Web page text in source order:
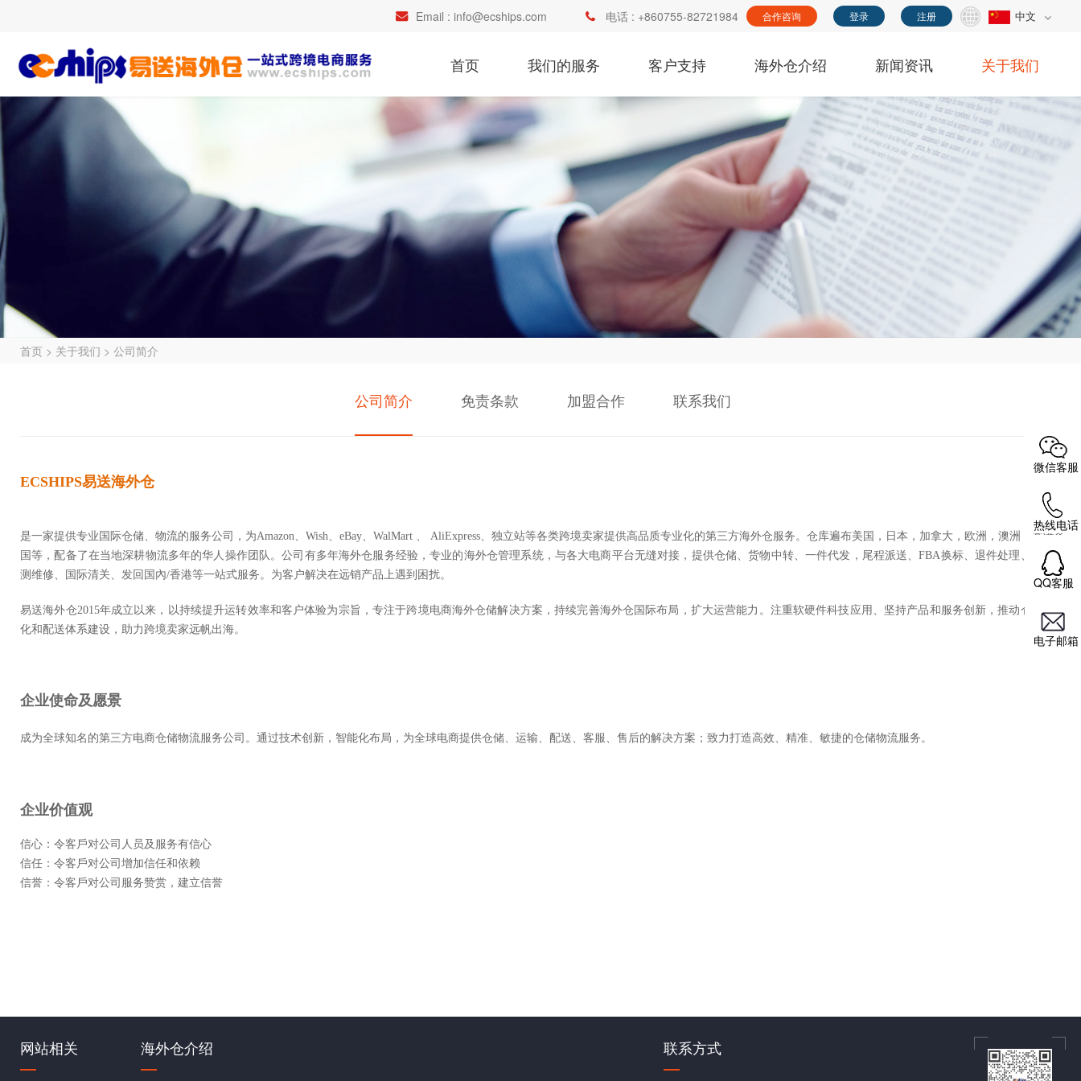
中文
注册
登录
合作咨询
Email : info@ecships.com 电话 : +860755-82721984
首页 我们的服务 客户支持 海外仓介绍 新闻资讯 关于我们
首页 > 关于我们 > 公司简介
公司简介 免责条款 加盟合作 联系我们
ECSHIPS易送海外仓
是一家提供专业国际仓储、物流的服务公司，为Amazon、Wish、eBay、WalMart 、 AliExpress、独立站等各类跨境卖家提供高品质专业化的第三方海外仓服务。仓库遍布美国，日本，加拿大，欧洲，澳洲，香港各
国等，配备了在当地深耕物流多年的华人操作团队。公司有多年海外仓服务经验，专业的海外仓管理系统，与各大电商平台无缝对接，提供仓储、货物中转、一件代发，尾程派送、FBA换标、退件处理、产品检
测维修、国际清关、发回国內/香港等一站式服务。为客户解决在远销产品上遇到困扰。
易送海外仓2015年成立以来，以持续提升运转效率和客户体验为宗旨，专注于跨境电商海外仓储解决方案，持续完善海外仓国际布局，扩大运营能力。注重软硬件科技应用、坚持产品和服务创新，推动仓内自动
化和配送体系建设，助力跨境卖家远帆出海。
企业使命及愿景
成为全球知名的第三方电商仓储物流服务公司。通过技术创新，智能化布局，为全球电商提供仓储、运输、配送、客服、售后的解决方案；致力打造高效、精准、敏捷的仓储物流服务。
企业价值观
信心：令客戶对公司人员及服务有信心
信任：令客戶对公司增加信任和依赖
信誉：令客戶对公司服务赞赏，建立信誉
网站相关 海外仓介绍 联系方式
微信客服
热线电话
QQ客服
电子邮箱